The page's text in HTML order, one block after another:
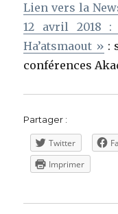
Lien vers la
12 avril 2018 :
Ha’atsmaout » :
conférences
Partager :
Twitter
Imprimer